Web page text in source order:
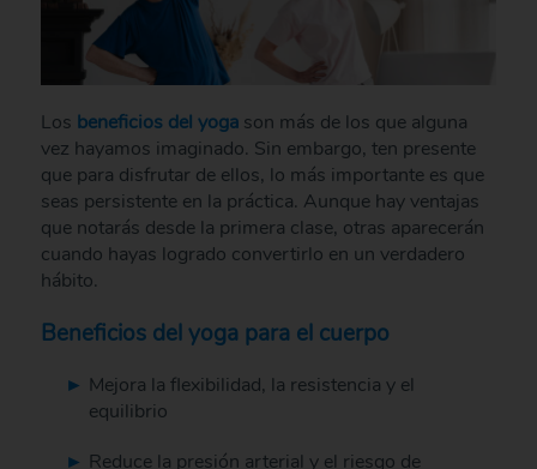
Los beneficios del yogason más de los que alguna
vez hayamos imaginado. Sin embargo, ten presente
que para disfrutar de ellos, lo más importante es que
seas persistente en la práctica. Aunque hay ventajas
que notarás desde la primera clase, otras aparecerán
cuando hayas logrado convertirlo en un verdadero
hábito.
Beneficios del yoga para el cuerpo
Mejora la flexibilidad, la resistencia y el
equilibrio
Reduce la presión arterial y el riesgo de